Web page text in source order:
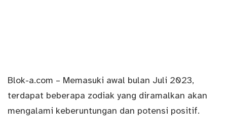
Blok-a.com – Memasuki awal bulan Juli 2023,
terdapat beberapa zodiak yang diramalkan akan
mengalami keberuntungan dan potensi positif.